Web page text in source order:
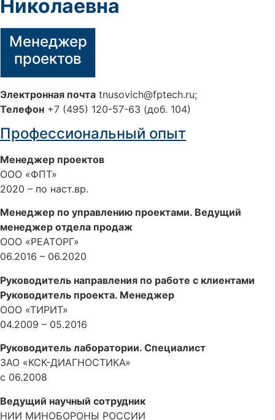
Николаевна
Менеджер
проектов
Электронная почта tnusovich@fptech.ru;
Телефон +7 (495) 120-57-63 (доб. 104)
Профессиональный опыт
Менеджер проектов
ООО «ФПТ»
2020 – по наст.вр.
Менеджер по управлению проектами. Ведущий
менеджер отдела продаж
ООО «РЕАТОРГ»
06.2016 – 06.2020
Руководитель направления по работе с клиентами
Руководитель проекта. Менеджер
ООО «ТИРИТ»
04.2009 – 05.2016
Руководитель лаборатории. Специалист
ЗАО «КСК-ДИАГНОСТИКА»
с 06.2008
Ведущий научный сотрудник
НИИ МИНОБОРОНЫ РОССИИ